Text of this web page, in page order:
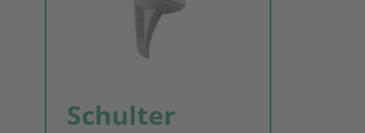
Schulter